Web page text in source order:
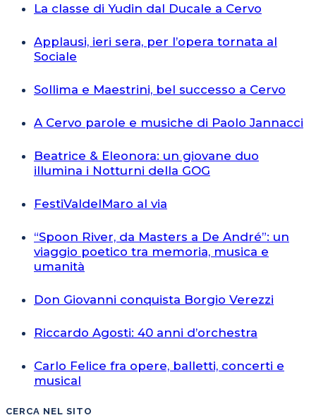
La classe di Yudin dal Ducale a Cervo
Applausi, ieri sera, per l’opera tornata al
Sociale
Sollima e Maestrini, bel successo a Cervo
A Cervo parole e musiche di Paolo Jannacci
Beatrice & Eleonora: un giovane duo
illumina i Notturni della GOG
FestiValdelMaro al via
“Spoon River, da Masters a De André”: un
viaggio poetico tra memoria, musica e
umanità
Don Giovanni conquista Borgio Verezzi
Riccardo Agosti: 40 anni d’orchestra
Carlo Felice fra opere, balletti, concerti e
musical
CERCA NEL SITO